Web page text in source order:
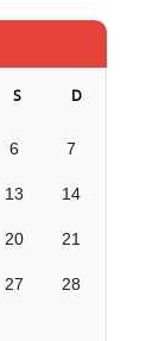
S D
6 7
13 14
20 21
27 28